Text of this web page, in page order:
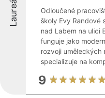
Laureáti
Odloučené
školy Evy Randové
nad Labem na ulici
funguje jako
rozvoji uměleckých
specializuje na
9